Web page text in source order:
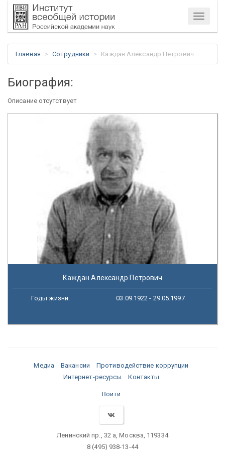
Меню
Главная Сотрудники Каждан Александр Петрович
Биография:
Описание отсутствует
Каждан Александр Петрович
Годы жизни: 03.09.1922 - 29.05.1997
Медиа Вакансии
Противодействие коррупции
Интернет-ресурсы
Контакты
Войти
Ленинский пр., 32 а, Москва, 119334
8 (495) 938-13-44